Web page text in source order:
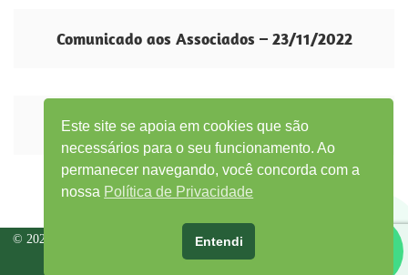
Comunicado aos Associados – 23/11/2022
Projeto BioAcojar
© 2026 ACOJAR - Todos os direitos reservados |
Tecnologia
Este site se apoia em cookies que são
necessários para o seu funcionamento. Ao
permanecer navegando, você concorda com a
nossa Política de Privacidade
Entendi